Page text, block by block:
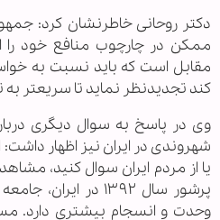
دکتر روحانی خاطرنشان کرد:
ممکن در چارچوب منافع خود را
مقابل است که باید نسبت به
کند تجدیدنظر نماید تا سریعتر
وی در پاسخ به سوال دیگری
شهروندی در ایران نیز اظهار
یا از مردم ایران سوال کنید،
پرشور سال ۱۳۹۲ در
وحدت و انسجام بیشتری دارد.